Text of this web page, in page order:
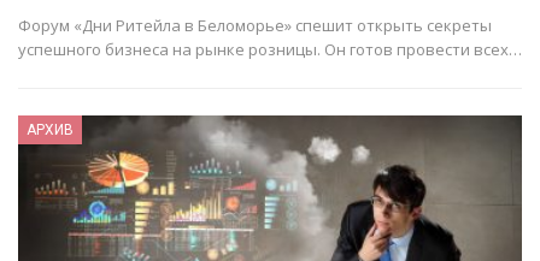
Форум «Дни Ритейла в Беломорье» спешит открыть секреты
успешного бизнеса на рынке розницы. Он готов провести всех…
АРХИВ